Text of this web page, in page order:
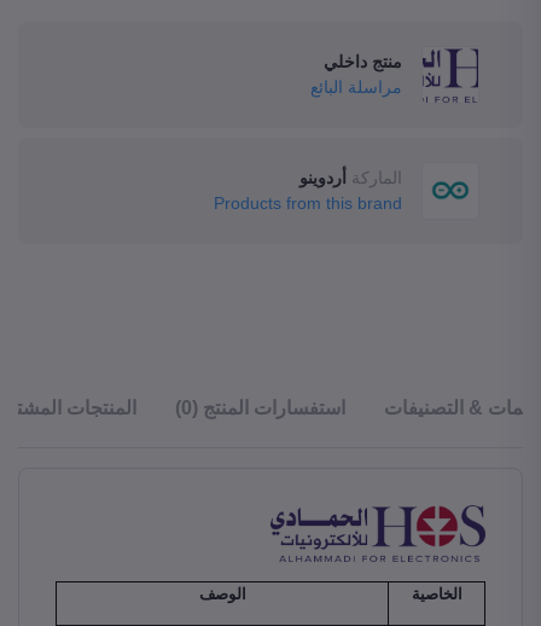
منتج داخلي
مراسلة البائع
الماركة أردوينو
Products from this brand
& التصنيفات استفسارات المنتج (0) المنتجات
الخاصية الوصف